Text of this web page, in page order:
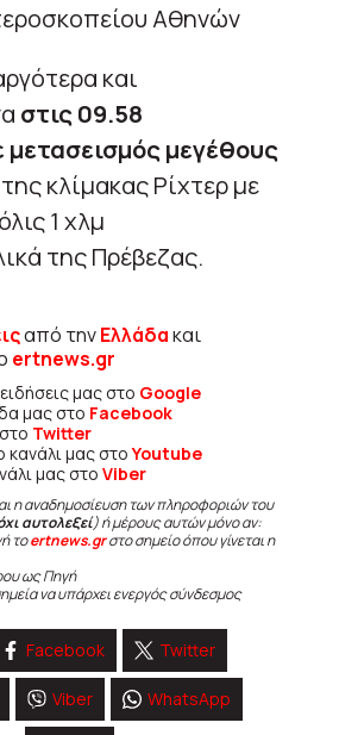
Αθηνών
και
στις 09.58
μετασεισμός μεγέθους
της κλίμακας Ρίχτερ με
1 χλμ
της Πρέβεζας.
από τηνΕλλάδακαι
ertnews.gr
μας στο Google
μας στο Facebook
Twitter
κανάλι μας στοYoutube
μας στο Viber
η αναδημοσίευση των πληροφοριών του
αυτολεξεί) ή μέρους αυτών μόνο αν:
τοertnews.grστο σημείο όπου γίνεται η
ως Πηγή
να υπάρχει ενεργός σύνδεσμος
Facebook Twitter
Viber WhatsApp